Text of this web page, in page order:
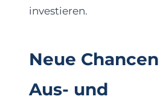
investieren.
Neue
Aus- und